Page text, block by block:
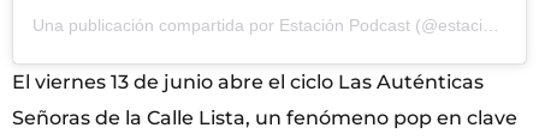
El viernes 13 de junio abre el ciclo Las Auténticas
Señoras de la Calle Lista, un fenómeno pop en clave